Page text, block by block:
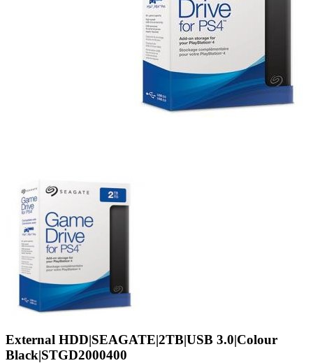
External HDD|SEAGATE|2TB|USB 3.0|Colour
Black|STGD2000400